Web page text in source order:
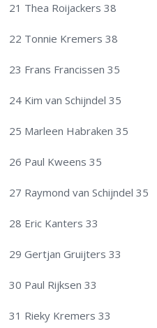
21 Thea Roijackers 38
22 Tonnie Kremers 38
23 Frans Francissen 35
24 Kim van Schijndel 35
25 Marleen Habraken 35
26 Paul Kweens 35
27 Raymond van Schijndel 35
28 Eric Kanters 33
29 Gertjan Gruijters 33
30 Paul Rijksen 33
31 Rieky Kremers 33